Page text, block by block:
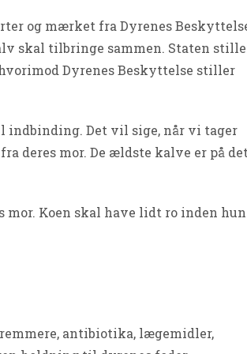
og mærket fra Dyrenes
skal tilbringe sammen. Staten
Dyrenes Beskyttelse stiller
indbinding. Det vil sige, når vi tager
deres mor. De ældste kalve er på det
Koen skal have lidt ro inden hun
antibiotika, lægemidler,